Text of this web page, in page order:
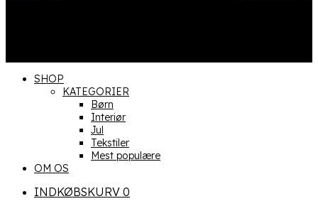
SHOP
KATEGORIER
Børn
Interiør
Jul
Tekstiler
Mest populære
OM OS
INDKØBSKURV 0